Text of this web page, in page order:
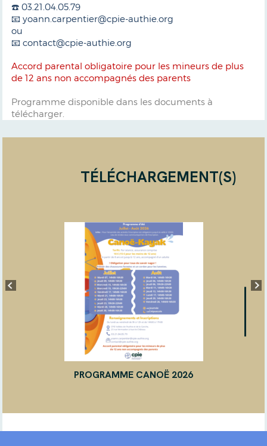
☎️ 03.21.04.05.79
📧 yoann.carpentier@cpie-authie.org
ou
📧 contact@cpie-authie.org
Accord parental obligatoire pour les mineurs de plus
de 12 ans non accompagnés des parents
Programme disponible dans les documents à
télécharger.
TÉLÉCHARGEMENT(S)
PROGRAMME CANOË 2026